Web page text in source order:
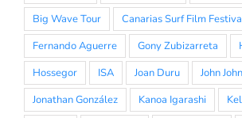
Big Wave Tour
Canarias Surf Film
Fernando Aguerre
Gony Zubizarreta
Hossegor
ISA Joan Duru
John
Jonathan González
Kanoa Igarashi